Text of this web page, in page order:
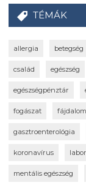
TÉMÁK
allergia betegség
család egészség
egészségpénztár
fogászat fájdalom
gasztroenterológia
koronavírus
mentális egészség